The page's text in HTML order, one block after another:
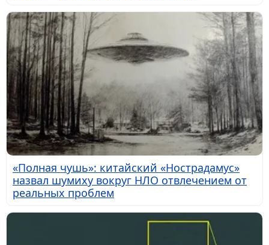
«Полная чушь»: китайский «Нострадамус»
назвал шумиху вокруг НЛО отвлечением от
реальных проблем